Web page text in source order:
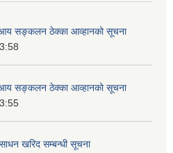
आय सङ्कलन ठेक्का आव्हानको सूचना
आय सङ्कलन ठेक्का आव्हानको सूचना
खरिद सम्बन्धी सूचना